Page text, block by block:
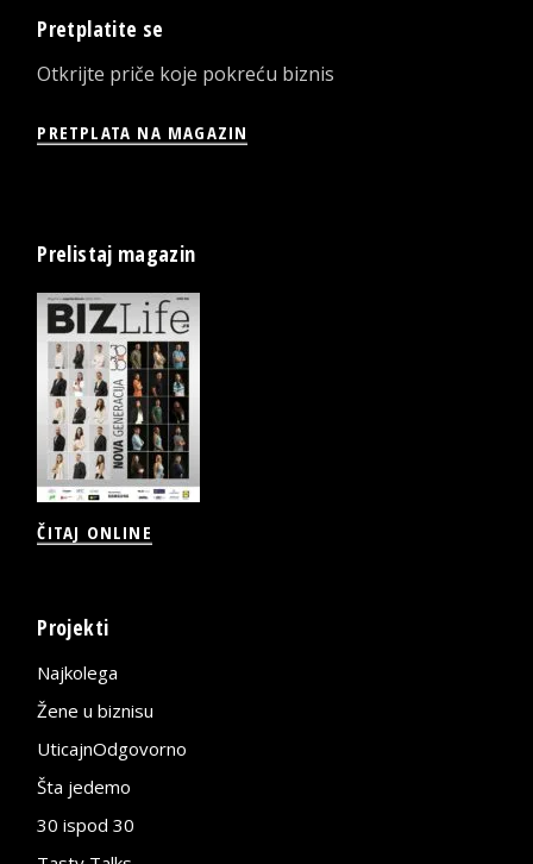
Pretplatite se
Otkrijte priče koje pokreću biznis
PRETPLATA NA MAGAZIN
Prelistaj magazin
ČITAJ ONLINE
Projekti
Najkolega
Žene u biznisu
UticajnOdgovorno
Šta jedemo
30 ispod 30